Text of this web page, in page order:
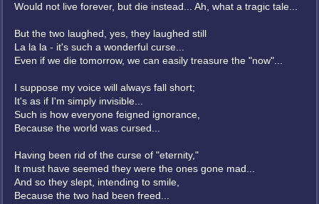
Would not live forever, but die instead... Ah, what a tragic tale...
But the two laughed, yes, they laughed still
La la la - it's such a wonderful curse...
Even if we die tomorrow, we can easily treasure the "now"...
I suppose my voice will always fall short;
It's as if I'm simply invisible...
Such is how everyone feigned ignorance,
Because the world was cursed...
Having been rid of the curse of "eternity,"
It must have seemed they were the ones gone mad...
And so they slept, intending to smile,
Because the two had been freed...